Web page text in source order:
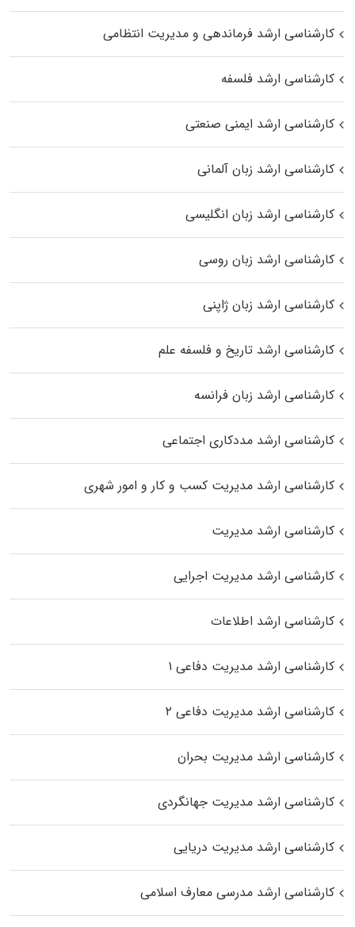
کارشناسی ارشد فرماندهی و مدیریت انتظامی
کارشناسی ارشد فلسفه
کارشناسی ارشد ایمنی صنعتی
کارشناسی ارشد زبان آلمانی
کارشناسی ارشد زبان انگلیسی
کارشناسی ارشد زبان روسی
کارشناسی ارشد زبان ژاپنی
کارشناسی ارشد تاریخ و فلسفه علم
کارشناسی ارشد زبان فرانسه
کارشناسی ارشد مددکاری اجتماعی
کارشناسی ارشد مدیریت کسب و کار و امور شهری
کارشناسی ارشد مدیریت
کارشناسی ارشد مدیریت اجرایی
کارشناسی ارشد اطلاعات
کارشناسی ارشد مدیریت دفاعی ۱
کارشناسی ارشد مدیریت دفاعی ۲
کارشناسی ارشد مدیریت بحران
کارشناسی ارشد مدیریت جهانگردی
کارشناسی ارشد مدیریت دریایی
کارشناسی ارشد مدرسی معارف اسلامی